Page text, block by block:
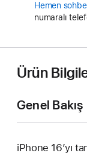
Hemen
numaralı
Ürün
Genel Bakış
iPhone 16’yı